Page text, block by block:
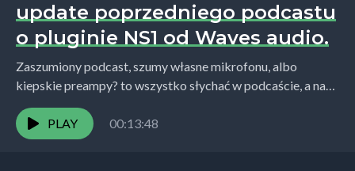
update poprzedniego podcastu
o pluginie NS1 od Waves audio.
Zaszumiony podcast, szumy własne mikrofonu, albo
kiepskie preampy? to wszystko słychać w podcaście, a nas
nie stać na drogi sprzęt. Wtedy z pomocą przychodzi...
PLAY
00:13:48